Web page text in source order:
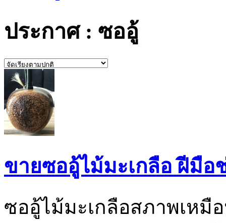
ประกาศ : ซออู้
ขายซออู้ไม้มะเกลือ ฝีมื
ซออู้ไม้มะเกลือสภาพเหมื